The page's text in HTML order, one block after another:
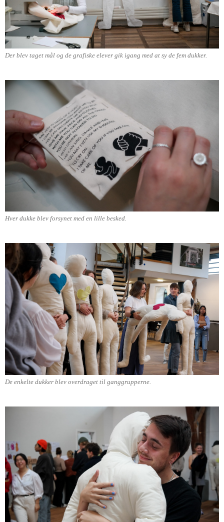
Der blev taget mål og de grafiske elever gik igang med at sy de fem dukker.
Hver dukke blev forsynet med en lille besked.
De enkelte dukker blev overdraget til ganggrupperne.